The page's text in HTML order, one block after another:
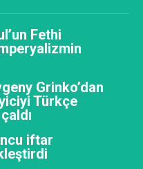
Fethi
Grinko’dan
Türkçe
iftar